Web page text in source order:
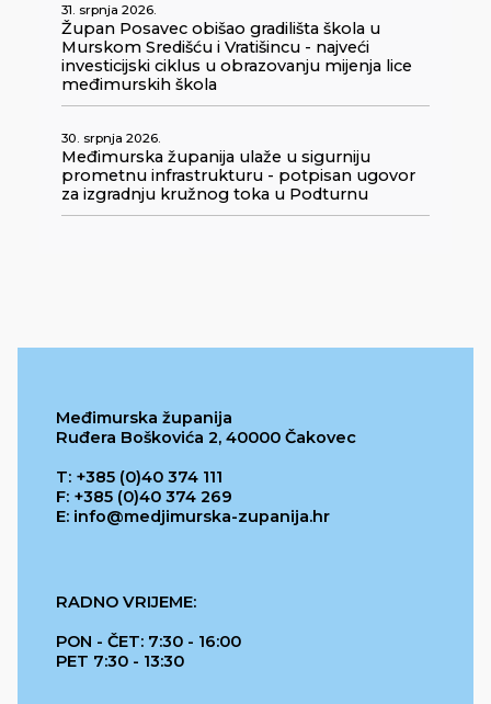
31. srpnja 2026.
Župan Posavec obišao gradilišta škola u
Murskom Središću i Vratišincu - najveći
investicijski ciklus u obrazovanju mijenja lice
međimurskih škola
30. srpnja 2026.
Međimurska županija ulaže u sigurniju
prometnu infrastrukturu - potpisan ugovor
za izgradnju kružnog toka u Podturnu
Međimurska županija
Ruđera Boškovića 2, 40000 Čakovec
T: +385 (0)40 374 111
F: +385 (0)40 374 269
E: info@medjimurska-zupanija.hr
RADNO VRIJEME:
PON - ČET: 7:30 - 16:00
PET 7:30 - 13:30